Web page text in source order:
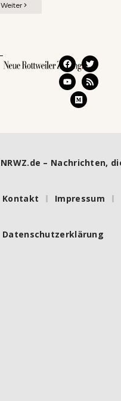
Weiter
NRWZ.de – Nachrichten,
Kontakt Impressum
Datenschutzerklärung